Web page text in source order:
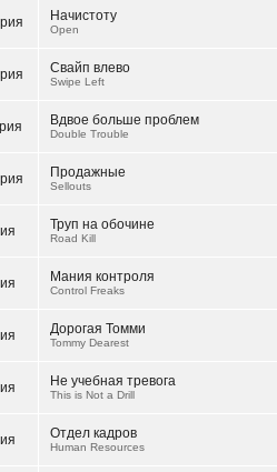
Начистоту
Open
Cвайп влево
Swipe Left
Вдвое больше проблем
Double Trouble
Продажные
Sellouts
Труп на обочине
Road Kill
Мания контроля
Control Freaks
Дорогая Томми
Tommy Dearest
Не учебная тревога
This is Not a Drill
Отдел кадров
Human Resources